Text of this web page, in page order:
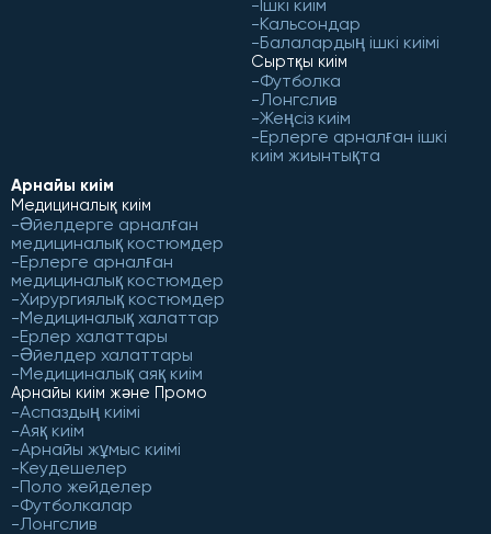
Ішкі киім
Кальсондар
Балалардың ішкі киімі
Сыртқы киім
Футболка
Лонгслив
Жеңсіз киім
Ерлерге арналған ішкі
киім жиынтықта
Арнайы киім
Медициналық киім
Әйелдерге арналған
медициналық костюмдер
Ерлерге арналған
медициналық костюмдер
Хирургиялық костюмдер
Медициналық халаттар
Ерлер халаттары
Әйелдер халаттары
Медициналық аяқ киім
Арнайы киім және Промо
Аспаздың киімі
Аяқ киім
Арнайы жұмыс киімі
Кеудешелер
Поло жейделер
Футболкалар
Лонгслив